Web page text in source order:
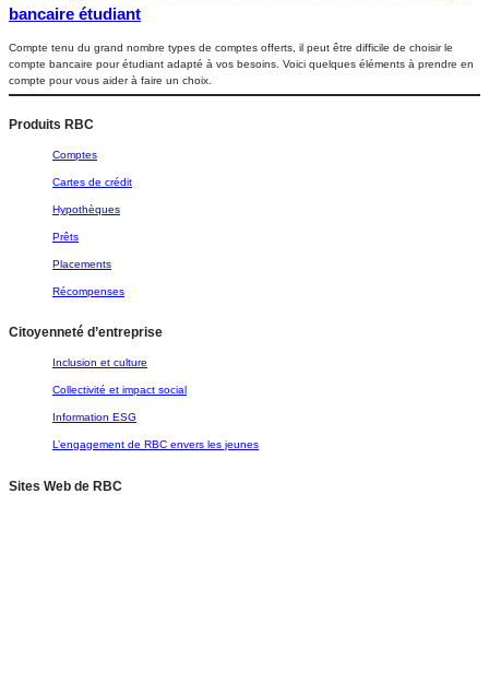
bancaire étudiant
Compte tenu du grand nombre types de comptes offerts, il peut être difficile de choisir le
compte bancaire pour étudiant adapté à vos besoins. Voici quelques éléments à prendre en
compte pour vous aider à faire un choix.
Produits RBC
Comptes
Cartes de crédit
Hypothèques
Prêts
Placements
Récompenses
Citoyenneté d’entreprise
Inclusion et culture
Collectivité et impact social
Information ESG
L’engagement de RBC envers les jeunes
Sites Web de RBC